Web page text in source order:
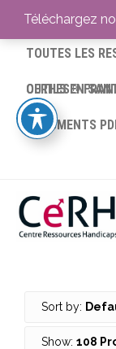
ACCUEIL
TOUTES LES
CERHES®
OUTILS EN
DOCUMENTS
Sort by:
Show: 108
Téléchargez